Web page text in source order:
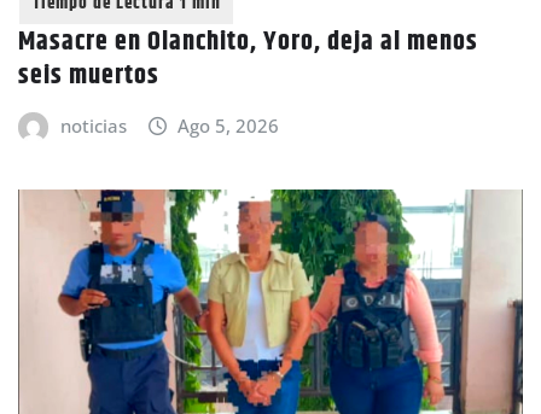
Masacre en Olanchito, Yoro, deja al menos
seis muertos
noticias Ago 5, 2026